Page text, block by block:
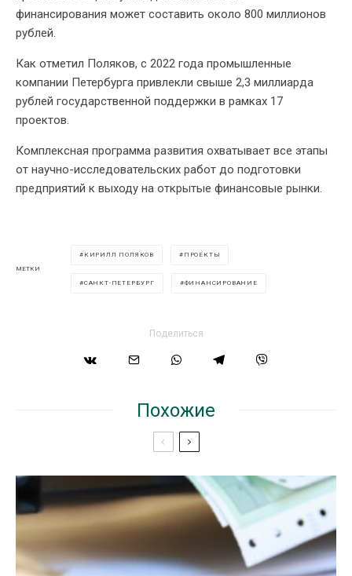
финансирования может составить около 800 миллионов
рублей.
Как отметил Поляков, с 2022 года промышленные
компании Петербурга привлекли свыше 2,3 миллиарда
рублей государственной поддержки в рамках 17
проектов.
Комплексная программа развития охватывает все этапы
от научно-исследовательских работ до подготовки
предприятий к выходу на открытые финансовые рынки.
МЕТКИ
КИРИЛЛ ПОЛЯКОВ ПРОЕКТЫ
САНКТ-ПЕТЕРБУРГ ФИНАНСИРОВАНИЕ
Поделиться
Похожие